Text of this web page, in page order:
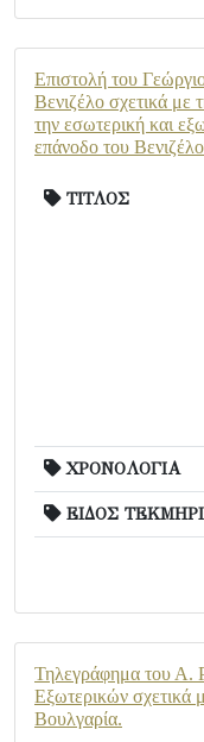
Επιστολή του
Βενιζέλο σχετικά με
την εσωτερική και
επάνοδο του
ΤΙΤΛΟΣ
ΧΡΟΝΟΛΟΓΙΑ
ΕΙΔΟΣ
Τηλεγράφημα του Α.
Εξωτερικών σχετικά
Βουλγαρία.